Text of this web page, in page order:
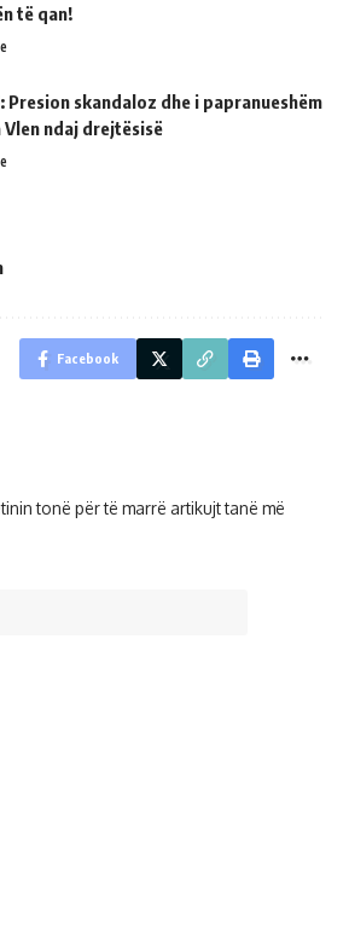
të qan!
Presion skandaloz dhe i papranueshëm
Vlen ndaj drejtësisë
Facebook
tonë për të marrë artikujt tanë më